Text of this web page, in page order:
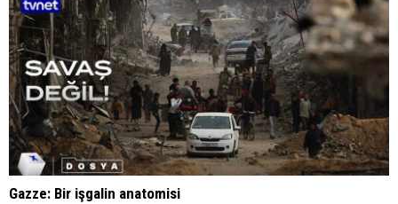
Gazze: Bir işgalin anatomisi